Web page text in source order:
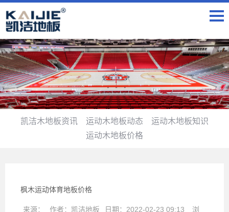
凯洁木地板资讯 运动木地板动态
运动木地板知识
运动木地板价格
枫木运动体育地板价格
来源： 作者： 凯洁地板 日期： 2022-02-23 09:13 浏